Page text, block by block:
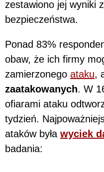
zestawiono jej wyniki
bezpieczeństwa.
Ponad 83%
obaw, że ich firmy
zamierzonego ataku,
zaatakowanych. W
ofiarami ataku
tydzień.
ataków była wyciek
badania: